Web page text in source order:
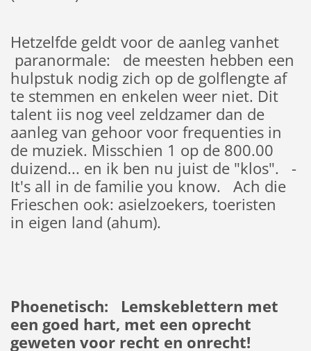
Hetzelfde geldt voor de aanleg vanhet
paranormale: de meesten hebben een
hulpstuk nodig zich op de golflengte af
te stemmen en enkelen weer niet. Dit
talent iis nog veel zeldzamer dan de
aanleg van gehoor voor frequenties in
de muziek. Misschien 1 op de 800.00
duizend... en ik ben nu juist de "klos". -
It's all in de familie you know. Ach die
Frieschen ook: asielzoekers, toeristen
in eigen land (ahum).
Phoenetisch: Lemskeblettern met
een goed hart, met een oprecht
geweten voor recht en onrecht!